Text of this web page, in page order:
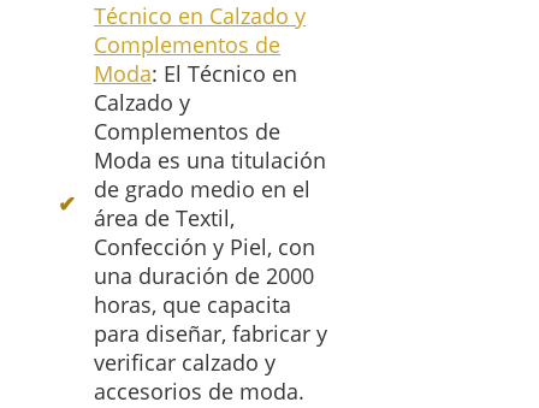
Técnico en Calzado y
Complementos de
Moda: El Técnico en
Calzado y
Complementos de
Moda es una titulación
de grado medio en el
área de Textil,
Confección y Piel, con
una duración de 2000
horas, que capacita
para diseñar, fabricar y
verificar calzado y
accesorios de moda.